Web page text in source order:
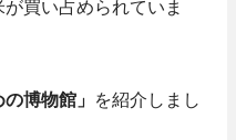
買い占められていま
の博物館」 を紹介しまし